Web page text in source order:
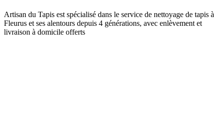
Artisan du Tapis est spécialisé dans le service de nettoyage de tapis à
Fleurus et ses alentours depuis 4 générations, avec enlèvement et
livraison à domicile offerts